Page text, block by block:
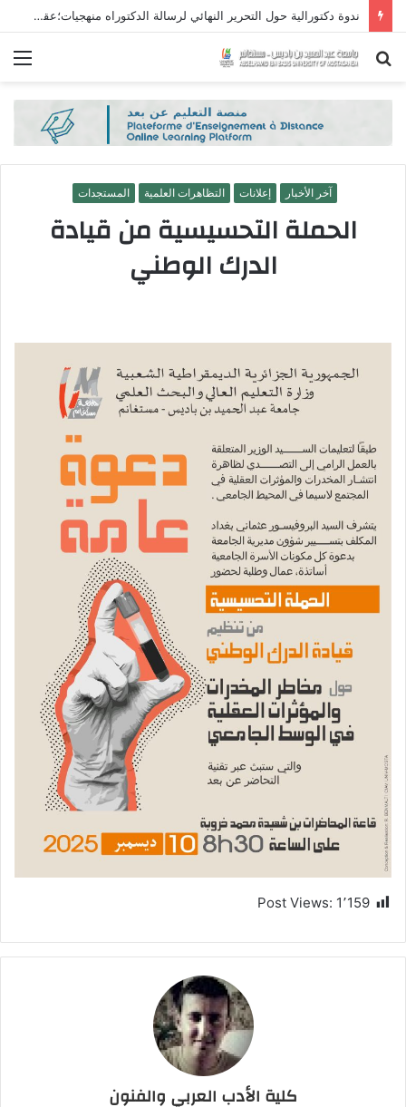
ندوة دكتورالية حول التحرير النهائي لرسالة الدكتوراه منهجيات؛عقبات؛حلول
بحث
آخر الأخبار إعلانات التظاهرات العلمية المستجدات
الحملة التحسيسية من قيادة
الدرك الوطني
Post Views: 1٬159
كلية الأدب العربي والفنون